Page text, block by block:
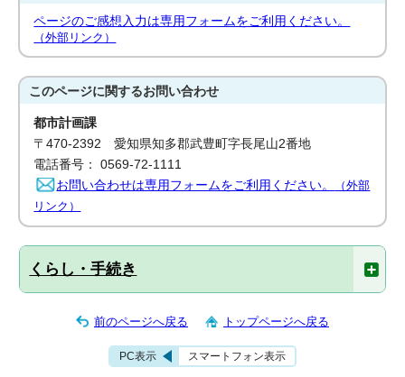
ページのご感想入力は専用フォームをご利用ください。
（外部リンク）
このページに関するお問い合わせ
都市計画課
〒470-2392 愛知県知多郡武豊町字長尾山2番地
電話番号： 0569-72-1111
お問い合わせは専用フォームをご利用ください。
（外部
リンク）
くらし・手続き
前のページへ戻る トップページへ戻る
PC表示 スマートフォン表示